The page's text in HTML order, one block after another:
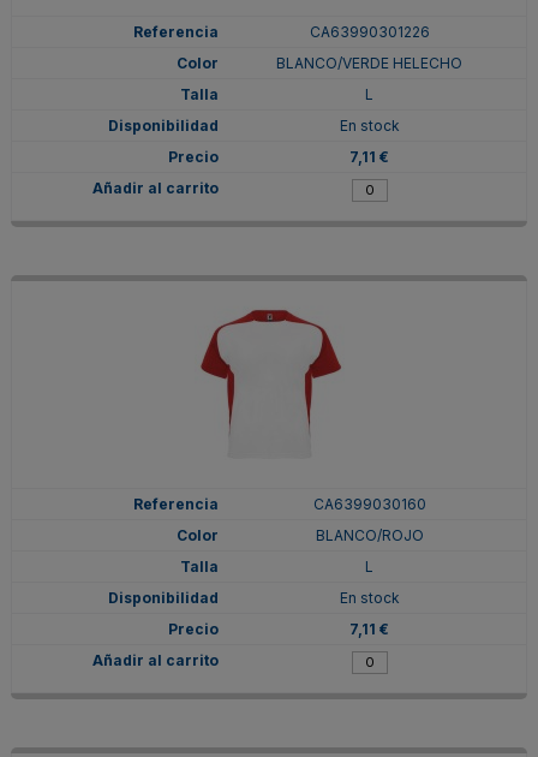
CA63990301226
BLANCO/VERDE HELECHO
L
En stock
7,11 €
CA6399030160
BLANCO/ROJO
L
En stock
7,11 €